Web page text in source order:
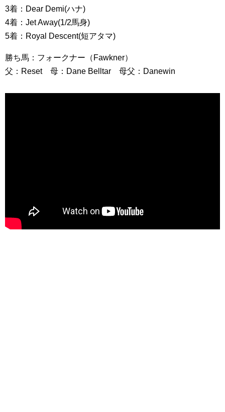
3着：Dear Demi(ハナ)
4着：Jet Away(1/2馬身)
5着：Royal Descent(短アタマ)
勝ち馬：フォークナー（Fawkner）
父：Reset 母：Dane Belltar 母父：Danewin